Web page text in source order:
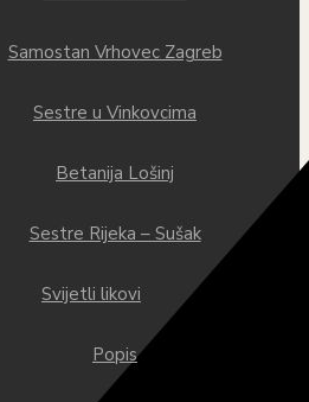
Samostan Vrhovec Zagreb
Sestre u Vinkovcima
Betanija Lošinj
Sestre Rijeka – Sušak
Svijetli likovi
Popis